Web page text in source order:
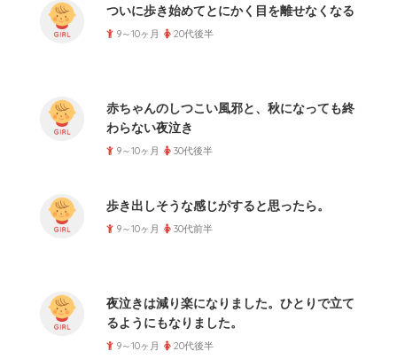
ついに歩き始めてとにかく目を離せなくなる
9～10ヶ月 20代後半
赤ちゃんのしつこい風邪と、秋になっても終
わらない夜泣き
9～10ヶ月 30代後半
歩き出しそうな感じがすると思ったら。
9～10ヶ月 30代前半
夜泣きは減り楽になりました。ひとりで立て
るようにもなりました。
9～10ヶ月 20代後半